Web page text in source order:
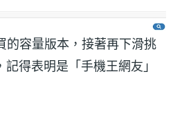
容量版本，接著再下滑挑
得表明是「手機王網友」